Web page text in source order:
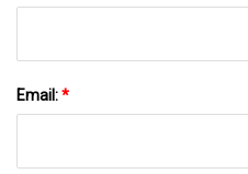
Email:*